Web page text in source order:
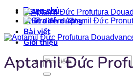
Trang chủ
Chất dinh dưỡng
Bài viết
Giới thiệu
Tìm
kiếm:
Aptamil Đức